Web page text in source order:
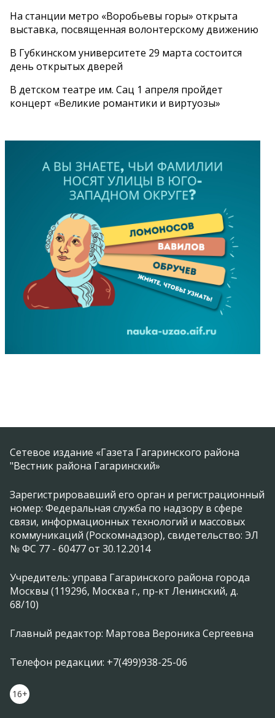
На станции метро «Воробьевы горы» открыта
выставка, посвященная волонтерскому движению
В Губкинском университете 29 марта состоится
день открытых дверей
В детском театре им. Сац 1 апреля пройдет
концерт «Великие романтики и виртуозы»
Сетевое издание «Газета Гагаринского района
"Вестник района Гагаринский»
Зарегистрировавший его орган и регистрационный
номер: Федеральная служба по надзору в сфере
связи, информационных технологий и массовых
коммуникаций (Роскомнадзор), свидетельство: ЭЛ
№ ФС 77 - 60477 от 30.12.2014
Учредитель: управа Гагаринского района города
Москвы (119296, Москва г., пр-кт Ленинский, д.
68/10)
Главный редактор: Мартова Вероника Сергеевна
Телефон редакции: +7(499)938-25-06
16+